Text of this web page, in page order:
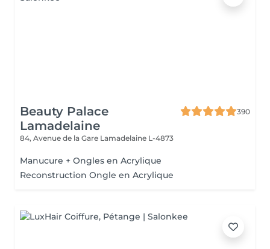
Beauty Palace
Lamadelaine
390
84, Avenue de la Gare Lamadelaine L-4873
Manucure + Ongles en Acrylique
Reconstruction Ongle en Acrylique